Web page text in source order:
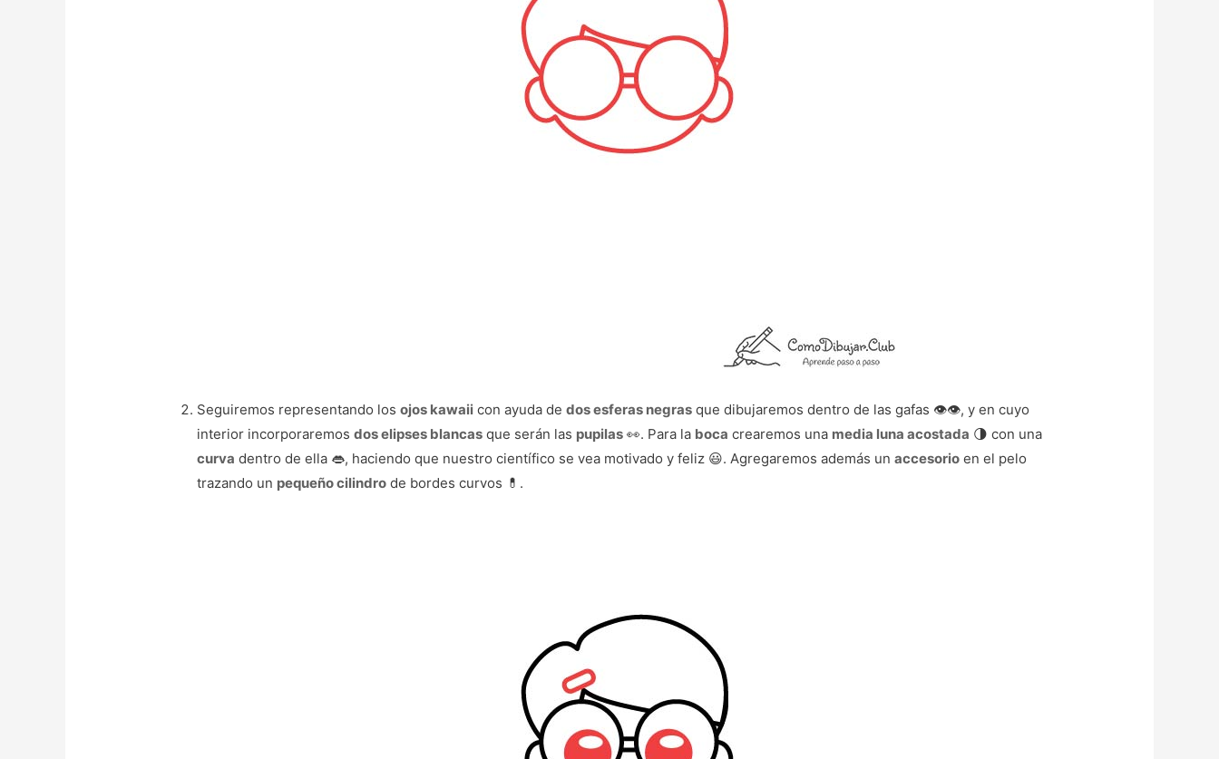
Seguiremos representando losojos kawaii con ayuda dedos esferas negras que dibujaremos dentro de las gafas 👁️👁️, y en cuyo
interior incorporaremosdos elipses blancas que serán las pupilas 👀. Para la boca crearemos una media luna acostada 🌗 con una
curva dentro de ella 👄, haciendo que nuestro científico se vea motivado y feliz 😃. Agregaremos además unaccesorio en el pelo
trazando un pequeño cilindro de bordes curvos 💊.